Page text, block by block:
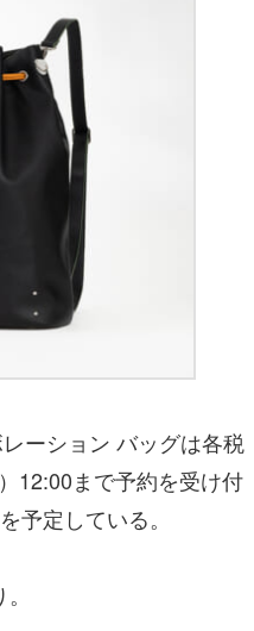
ーション バッグは各税
12:00まで予約を受け付
予定している。